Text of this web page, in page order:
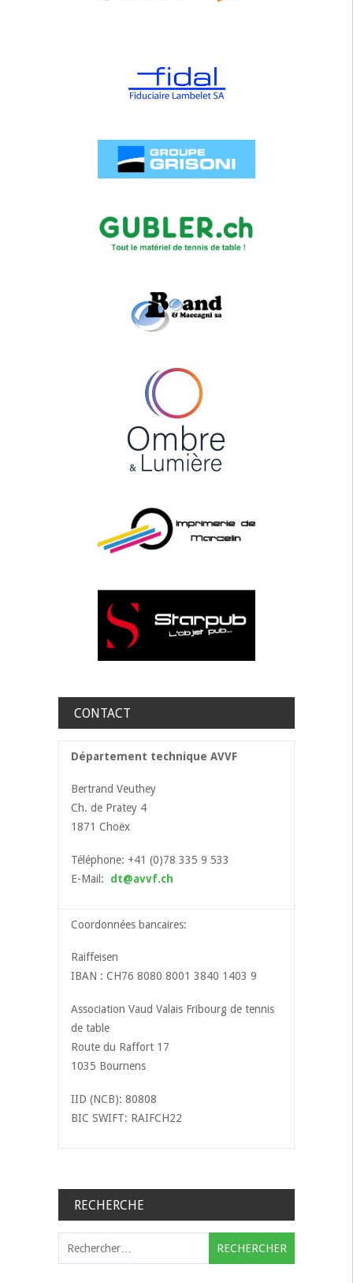
CONTACT
Département technique AVVF
Bertrand Veuthey
Ch. de Pratey 4
1871 Choëx
Téléphone: +41 (0)78 335 9 533
E-Mail: dt@avvf.ch
Coordonnées bancaires:
Raiffeisen
IBAN : CH76 8080 8001 3840 1403 9
Association Vaud Valais Fribourg de tennis
de table
Route du Raffort 17
1035 Bournens
IID (NCB): 80808
BIC SWIFT: RAIFCH22
RECHERCHE